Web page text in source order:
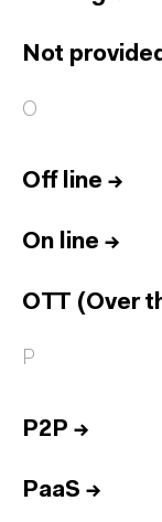
Not provided
O
Off line →
On line →
OTT (Over
P
P2P →
PaaS →